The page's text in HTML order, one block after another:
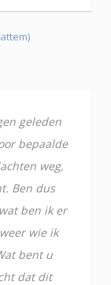
geleden
bepaalde
weg,
Ben dus
ben ik er
wie ik
bent u
dat dit